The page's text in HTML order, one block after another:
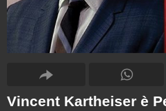
Vincent Kartheiser è